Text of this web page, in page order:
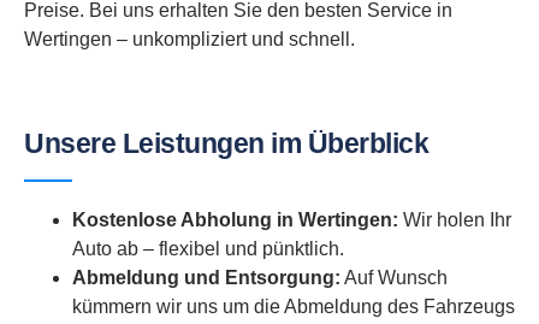
Preise. Bei uns erhalten Sie den besten Service in
Wertingen – unkompliziert und schnell.
Unsere Leistungen im Überblick
Kostenlose Abholung in Wertingen: Wir holen Ihr
Auto ab – flexibel und pünktlich.
Abmeldung und Entsorgung: Auf Wunsch
kümmern wir uns um die Abmeldung des Fahrzeugs